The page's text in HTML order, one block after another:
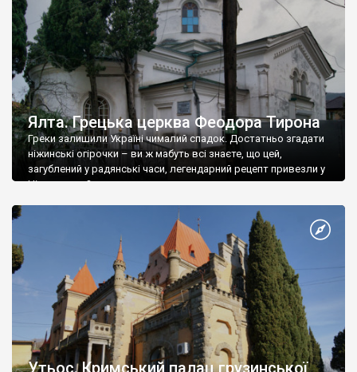
Ялта. Грецька церква Феодора Тирона
Греки залишили Україні чималий спадок. Достатньо згадати
ніжинські огірочки – ви ж мабуть всі знаєте, що цей,
загублений у радянські часи, легендарний рецепт привезли у
Ніжин греки?
Утьос. Кримський палац грузинської